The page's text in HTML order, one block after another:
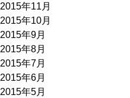
2015年11月
2015年10月
2015年9月
2015年8月
2015年7月
2015年6月
2015年5月